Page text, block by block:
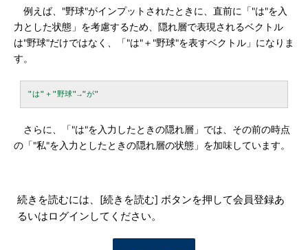
例えば、"野球"がインプットされたときに、直前に「"は"を入
力とした状態」を考慮するため、隠れ層で表現されるベクトル
は"野球"だけではなく、「"は"＋"野球"を表すベクトル」になりま
す。
さらに、「"は"を入力したときの隠れ層」では、その前の時点
の「"私"を入力としたときの隠れ層の状態」を加味しています。
続きを読むには、[続きを読む] ボタンを押して会員登録あ
るいはログインしてください。